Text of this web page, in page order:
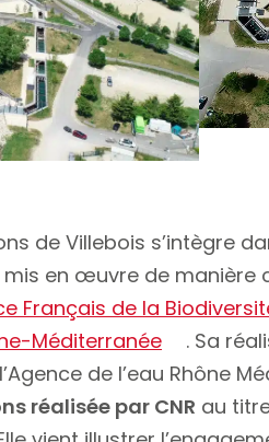
de Villebois s’intègre
mis en œuvre de manière
Français de la
Méditerranée
. Sa
de l’eau Rhône
réalisée par CNR au